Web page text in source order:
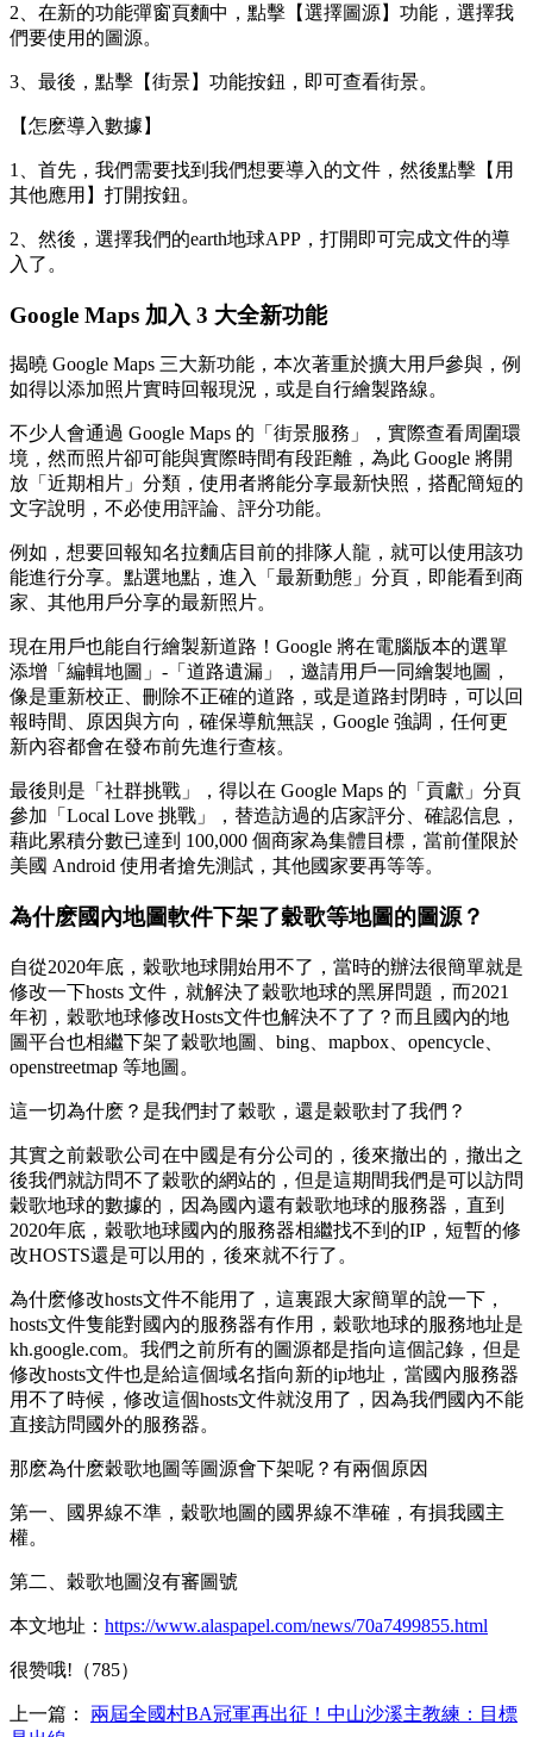
2、在新的功能彈窗頁麵中，點擊【選擇圖源】功能，選擇我
們要使用的圖源。
3、最後，點擊【街景】功能按鈕，即可查看街景。
【怎麽導入數據】
1、首先，我們需要找到我們想要導入的文件，然後點擊【用
其他應用】打開按鈕。
2、然後，選擇我們的earth地球APP，打開即可完成文件的導
入了。
Google Maps 加入 3 大全新功能
揭曉 Google Maps 三大新功能，本次著重於擴大用戶參與，例
如得以添加照片實時回報現況，或是自行繪製路線。
不少人會通過 Google Maps 的「街景服務」，實際查看周圍環
境，然而照片卻可能與實際時間有段距離，為此 Google 將開
放「近期相片」分類，使用者將能分享最新快照，搭配簡短的
文字說明，不必使用評論、評分功能。
例如，想要回報知名拉麵店目前的排隊人龍，就可以使用該功
能進行分享。點選地點，進入「最新動態」分頁，即能看到商
家、其他用戶分享的最新照片。
現在用戶也能自行繪製新道路！Google 將在電腦版本的選單
添增「編輯地圖」-「道路遺漏」，邀請用戶一同繪製地圖，
像是重新校正、刪除不正確的道路，或是道路封閉時，可以回
報時間、原因與方向，確保導航無誤，Google 強調，任何更
新內容都會在發布前先進行查核。
最後則是「社群挑戰」，得以在 Google Maps 的「貢獻」分頁
參加「Local Love 挑戰」，替造訪過的店家評分、確認信息，
藉此累積分數已達到 100,000 個商家為集體目標，當前僅限於
美國 Android 使用者搶先測試，其他國家要再等等。
為什麽國內地圖軟件下架了穀歌等地圖的圖源？
自從2020年底，穀歌地球開始用不了，當時的辦法很簡單就是
修改一下hosts 文件，就解決了穀歌地球的黑屏問題，而2021
年初，穀歌地球修改Hosts文件也解決不了了？而且國內的地
圖平台也相繼下架了穀歌地圖、bing、mapbox、opencycle、
openstreetmap 等地圖。
這一切為什麽？是我們封了穀歌，還是穀歌封了我們？
其實之前穀歌公司在中國是有分公司的，後來撤出的，撤出之
後我們就訪問不了穀歌的網站的，但是這期間我們是可以訪問
穀歌地球的數據的，因為國內還有穀歌地球的服務器，直到
2020年底，穀歌地球國內的服務器相繼找不到的IP，短暫的修
改HOSTS還是可以用的，後來就不行了。
為什麽修改hosts文件不能用了，這裏跟大家簡單的說一下，
hosts文件隻能對國內的服務器有作用，穀歌地球的服務地址是
kh.google.com。我們之前所有的圖源都是指向這個記錄，但是
修改hosts文件也是給這個域名指向新的ip地址，當國內服務器
用不了時候，修改這個hosts文件就沒用了，因為我們國內不能
直接訪問國外的服務器。
那麽為什麽穀歌地圖等圖源會下架呢？有兩個原因
第一、國界線不準，穀歌地圖的國界線不準確，有損我國主
權。
第二、穀歌地圖沒有審圖號
本文地址： https://www.alaspapel.com/news/70a7499855.html
很赞哦!（785）
上一篇： 兩屆全國村BA冠軍再出征！中山沙溪主教練：目標